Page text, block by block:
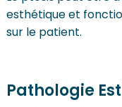
esthétique et
sur le patient.
Pathologie